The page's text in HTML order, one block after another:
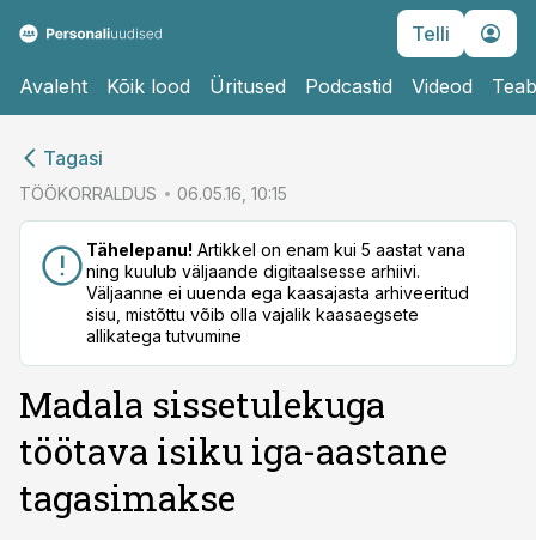
Telli
Avaleht Kõik lood Üritused Podcastid Videod
Tagasi
TÖÖKORRALDUS 06.05.16, 10:15
Tähelepanu! Artikkel on enam kui 5 aastat vana
ning kuulub väljaande digitaalsesse arhiivi.
Väljaanne ei uuenda ega kaasajasta arhiveeritud
sisu, mistõttu võib olla vajalik kaasaegsete
allikatega tutvumine
Madala sissetulekuga
töötava isiku iga-aastane
tagasimakse